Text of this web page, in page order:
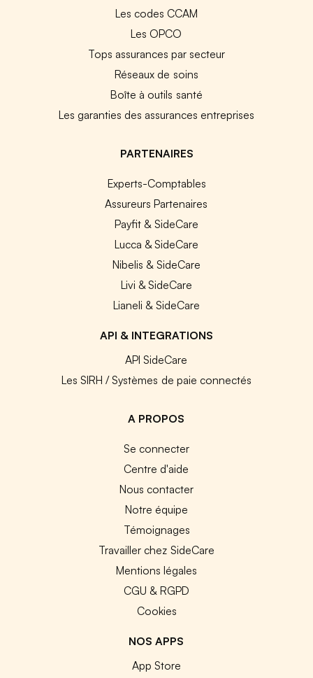
Les codes CCAM
Les OPCO
Tops assurances par secteur
Réseaux de soins
Boîte à outils santé
Les garanties des assurances entreprises
PARTENAIRES
Experts-Comptables
Assureurs Partenaires
Payfit & SideCare
Lucca & SideCare
Nibelis & SideCare
Livi & SideCare
Lianeli & SideCare
API & INTEGRATIONS
API SideCare
Les SIRH / Systèmes de paie connectés
A PROPOS
Se connecter
Centre d'aide
Nous contacter
Notre équipe
Témoignages
Travailler chez SideCare
Mentions légales
CGU & RGPD
Cookies
NOS APPS
App Store